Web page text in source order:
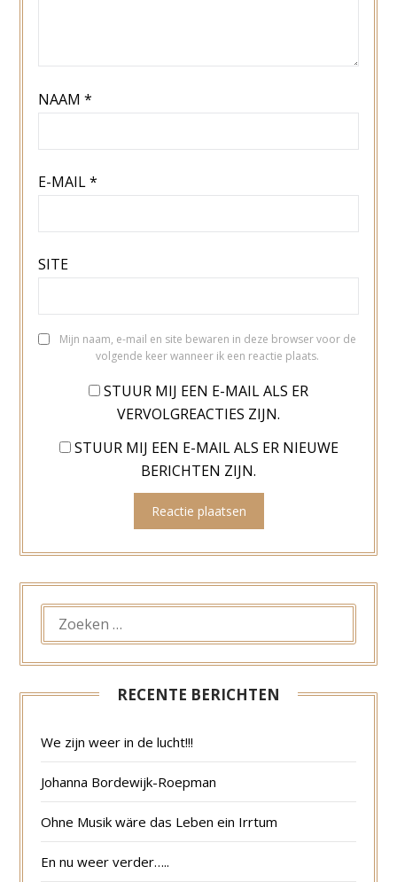
NAAM *
E-MAIL*
SITE
Mijn naam, e-mail en site bewaren in deze browser voor de
volgende keer wanneer ik een reactie plaats.
STUUR MIJ EEN E-MAIL ALS ER
VERVOLGREACTIES ZIJN.
STUUR MIJ EEN E-MAIL ALS ER NIEUWE
BERICHTEN ZIJN.
NAAR:
RECENTE BERICHTEN
We zijn weer in de lucht!!!
Johanna Bordewijk-Roepman
Ohne Musik wäre das Leben ein Irrtum
En nu weer verder…..